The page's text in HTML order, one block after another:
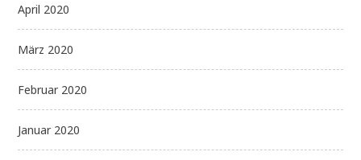
April 2020
März 2020
Februar 2020
Januar 2020